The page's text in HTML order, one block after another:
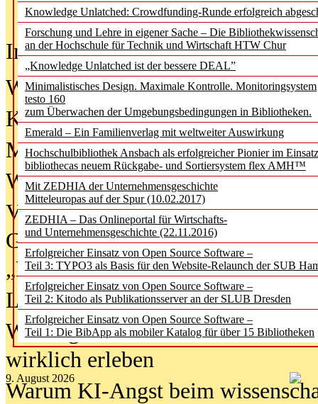
Knowledge Unlatched: Crowdfunding-Runde erfolgreich
Forschung und Lehre in eigener Sache – Die
an der Hochschule für Technik und Wirtschaft HTW Chur
„Knowledge Unlatched ist der bessere DEAL”
Minimalistisches Design. Maximale Kontrolle. Monitoringsystem
testo 160
zum Überwachen der Umgebungsbedingungen in Bibliotheken.
Emerald – Ein Familienverlag mit weltweiter Auswirkung
Hochschulbibliothek Ansbach als erfolgreicher Pionier im
bibliothecas neuem Rückgabe- und Sortiersystem flex AMH™
Mit ZEDHIA der Unternehmensgeschichte
Mitteleuropas auf der Spur (10.02.2017)
ZEDHIA – Das Onlineportal für Wirtschafts-
und Unternehmensgeschichte (22.11.2016)
Erfolgreicher Einsatz von Open Source Software –
Teil 3: TYPO3 als Basis für den Website-Relaunch der SUB
Erfolgreicher Einsatz von Open Source Software –
Teil 2: Kitodo als Publikationsserver an der SLUB Dresden
Erfolgreicher Einsatz von Open Source Software –
Teil 1: Die BibApp als mobiler Katalog für über 15 Bibliotheken
9. August 2026
In der Ausgabe06/2026(August
Was Hochschul­bibliotheken von
Kinder in der digitalen Welt
Metadaten als Infrastruktur
Wenn Bots katalogisieren
Von Abschlusskleidern bis
Geisterjagd-Ausrüstung in der
„Library of Things“ unterwegs
Lesen als Infrastrukturaufgabe
Wie Jugendliche Social Media
wirklich erleben
Warum KI-Angst beim